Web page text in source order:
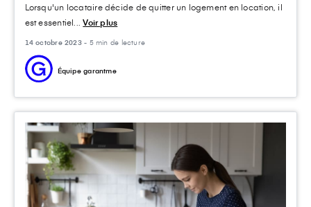
Lorsqu'un locataire décide de quitter un logement en location, il
est essentiel...Voir plus
14 octobre 2023 - 5 min de lecture
Équipe garantme